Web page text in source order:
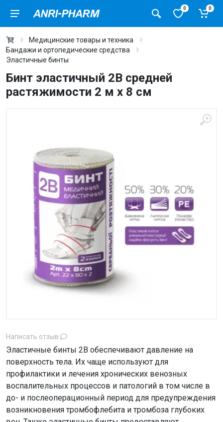
0 0
Медицинские товары и техника
Бандажи и ортопедические средства
Эластичные бинты
Бинт эластичный 2В средней
растяжимости 2 м x 8 см
Написать отзыв
Эластичные бинты 2В обеспечивают давление на
поверхность тела. Их чаще используют для
профилактики и лечения хронических венозных
воспалительных процессов и патологий в том числе в
до- и послеоперационный период для предупреждения
возникновения тромбофлебита и тромбоза глубоких